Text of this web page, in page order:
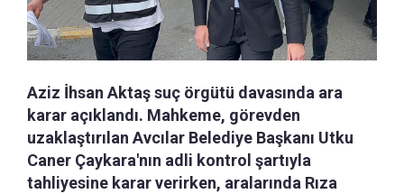
Aziz İhsan Aktaş suç örgütü davasında ara
karar açıklandı. Mahkeme, görevden
uzaklaştırılan Avcılar Belediye Başkanı Utku
Caner Çaykara'nın adli kontrol şartıyla
tahliyesine karar verirken, aralarında Rıza